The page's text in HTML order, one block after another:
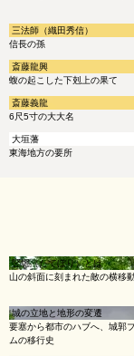
三法師（織田秀信）
信長の孫
斎藤龍興
蝮の起こした下剋上の果て
斎藤義龍
6尺5寸の大大名
大垣藩
東海地方の要所
竪堀（たてぼり）とは
山の斜面に刻まれた敵の横移
城の立地と地形の変遷
要塞から都市のハブへ、城郭
ムの移行史